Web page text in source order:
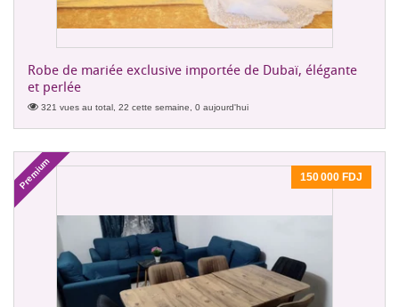
Robe de mariée exclusive importée de Dubaï, élégante
et perlée
321 vues au total, 22 cette semaine, 0 aujourd'hui
Premium 150 000 FDJ